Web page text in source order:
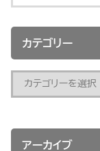
カテゴリー
アーカイブ